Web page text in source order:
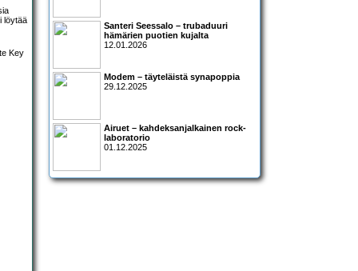
löytää
Santeri Seessalo – trubaduuri
hämärien puotien kujalta
12.01.2026
Modem – täyteläistä synapoppia
29.12.2025
Airuet – kahdeksanjalkainen rock-
laboratorio
01.12.2025